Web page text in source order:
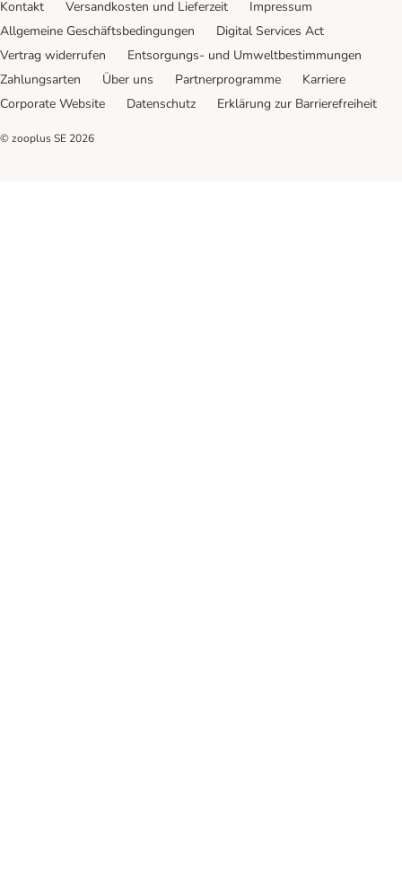
Kontakt Versandkosten und Lieferzeit
Impressum
Allgemeine Geschäftsbedingungen
Digital Services Act
Vertrag widerrufen
Entsorgungs- und Umweltbestimmungen
Zahlungsarten
Über uns Partnerprogramme
Karriere
Corporate Website
Datenschutz Erklärung zur Barrierefreiheit
© zooplus SE 2026